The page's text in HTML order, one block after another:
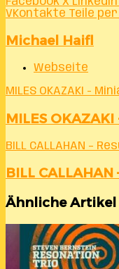
VKontakte Teile per
Michael Haifl
Webseite
MILES OKAZAKI -
MILES
BILL CALLAHAN –
BILL CALLAHAN
Ähnliche Artikel